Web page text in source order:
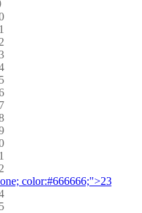
color:#666666;">23